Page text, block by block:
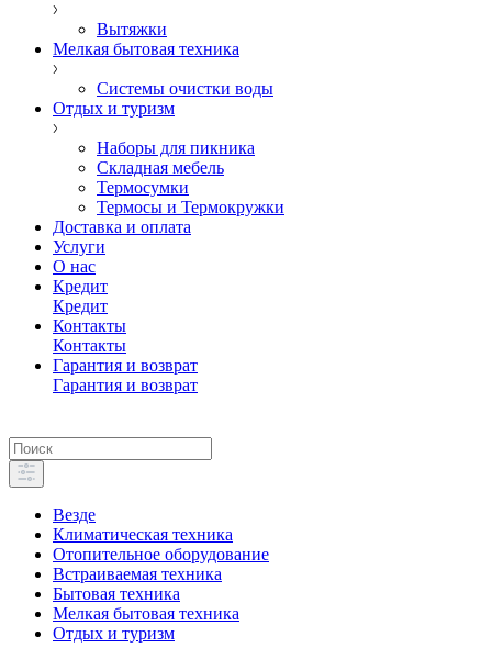
Вытяжки
Мелкая бытовая техника
Системы очистки воды
Отдых и туризм
Наборы для пикника
Складная мебель
Термосумки
Термосы и Термокружки
Доставка и оплата
Услуги
О нас
Кредит
Кредит
Контакты
Контакты
Гарантия и возврат
Гарантия и возврат
Везде
Климатическая техника
Отопительное оборудование
Встраиваемая техника
Бытовая техника
Мелкая бытовая техника
Отдых и туризм